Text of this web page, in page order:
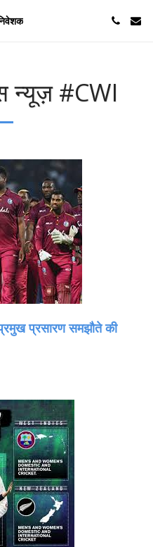
न्यूज़ #CWI
प्रसारण समझौते की